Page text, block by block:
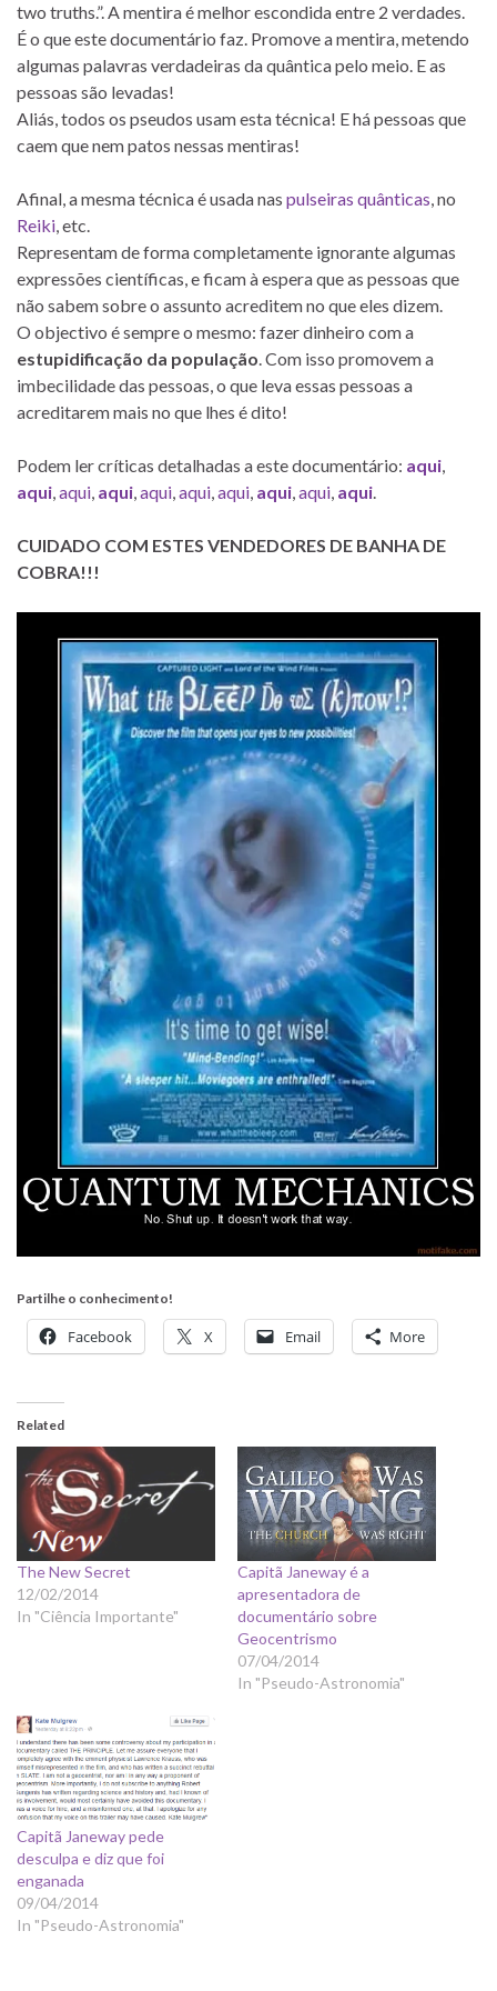
two truths.”. A mentira é melhor escondida entre 2 verdades.
É o que este documentário faz. Promove a mentira, metendo
algumas palavras verdadeiras da quântica pelo meio. E as
pessoas são levadas!
Aliás, todos os pseudos usam esta técnica! E há pessoas que
caem que nem patos nessas mentiras!
Afinal, a mesma técnica é usada nas pulseiras quânticas, no
Reiki, etc.
Representam de forma completamente ignorante algumas
expressões científicas, e ficam à espera que as pessoas que
não sabem sobre o assunto acreditem no que eles dizem.
O objectivo é sempre o mesmo: fazer dinheiro com a
estupidificação da população. Com isso promovem a
imbecilidade das pessoas, o que leva essas pessoas a
acreditarem mais no que lhes é dito!
Podem ler críticas detalhadas a este documentário: aqui,
aqui,aqui, aqui,aqui,aqui,aqui, aqui,aqui, aqui.
CUIDADO COM ESTES VENDEDORES DE BANHA DE
COBRA!!!
Partilhe o conhecimento!
Facebook X Email More
Related
The New Secret
12/02/2014
In "Ciência Importante"
Capitã Janeway é a
apresentadora de
documentário sobre
Geocentrismo
07/04/2014
In "Pseudo-Astronomia"
Capitã Janeway pede
desculpa e diz que foi
enganada
09/04/2014
In "Pseudo-Astronomia"